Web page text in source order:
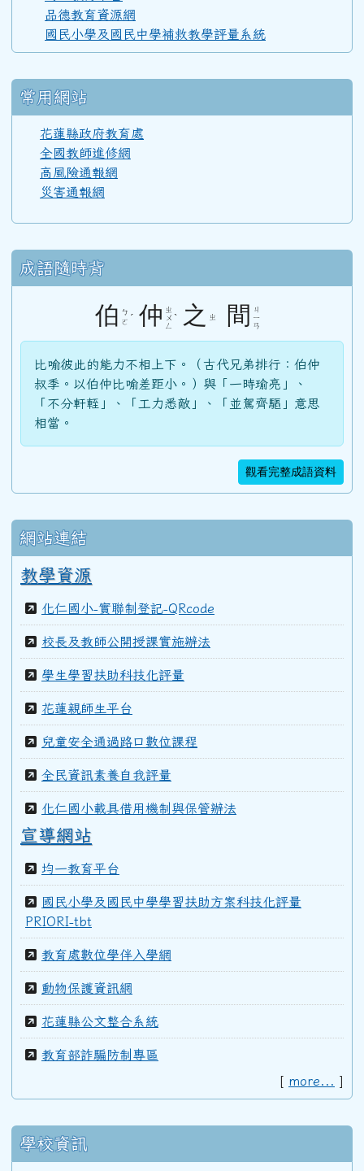
品德教育資源網
國民小學及國民中學補救教學評量系統
常用網站
花蓮縣政府教育處
全國教師進修網
高風險通報網
災害通報網
成語隨時背
伯 ㄅ
ㄛ ˊ 仲 ㄓ
ㄨ
ㄥ
ˋ 之 ㄓ 間
ㄐ
ㄧ
ㄢ
比喻彼此的能力不相上下。（古代兄弟排行：伯仲
叔季。以伯仲比喻差距小。）與「一時瑜亮」、
「不分軒輊」、「工力悉敵」、「並駕齊驅」意思
相當。
觀看完整成語資料
網站連結
教學資源
化仁國小-實聯制登記-QRcode
校長及教師公開授課實施辦法
學生學習扶助科技化評量
花蓮親師生平台
兒童安全通過路口數位課程
全民資訊素養自我評量
化仁國小載具借用機制與保管辦法
宣導網站
均一教育平台
國民小學及國民中學學習扶助方案科技化評量
PRIORI-tbt
教育處數位學伴入學網
動物保護資訊網
花蓮縣公文整合系統
教育部詐騙防制專區
[ more... ]
學校資訊